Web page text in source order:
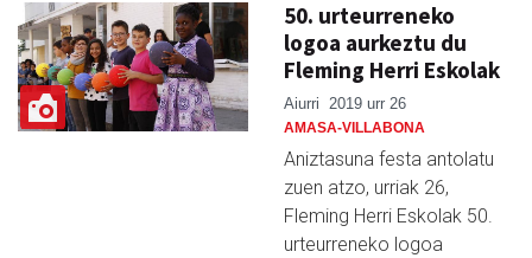
50. urteurreneko
logoa aurkeztu du
Fleming Herri Eskolak
Aiurri 2019 urr 26
AMASA-VILLABONA
Aniztasuna festa antolatu
zuen atzo, urriak 26,
Fleming Herri Eskolak 50.
urteurreneko logoa